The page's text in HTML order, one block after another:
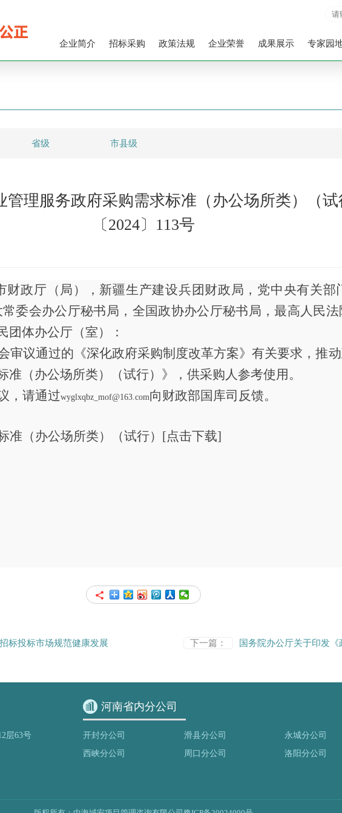
企业简介 招标采购 政策法规 企业荣誉 成果展示 专家园
省级 市县级
管理服务政府采购需求标准（办公场所类）（
〔2024〕113号
政厅（局），新疆生产建设兵团财政局，党中央有关部
委会办公厅秘书局，全国政协办公厅秘书局，最高人民
团体办公厅（室）：
审议通过的《深化政府采购制度改革方案》有关要求，推
（办公场所类）（试行）》，供采购人参考使用。
，请通过wyglxqbz_mof@163.com向财政部国库司反馈。
准（办公场所类）（试行）[点击下载]
标投标市场规范健康发展 下一篇： 国务院办公厅关于印发
层63号
河南省内分公司
开封分公司 滑县分公司
永城分公司
西峡分公司
周口分公司 洛阳分公司